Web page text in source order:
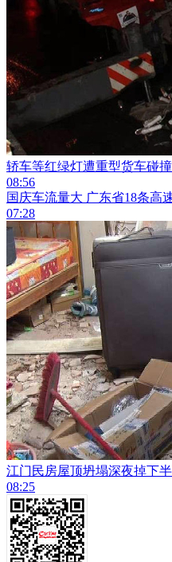
轿车等红绿灯遭重型货车碰
08:56
国庆车流量大 广东省18条高
07:28
江门民房屋顶坍塌深夜掉下
08:25